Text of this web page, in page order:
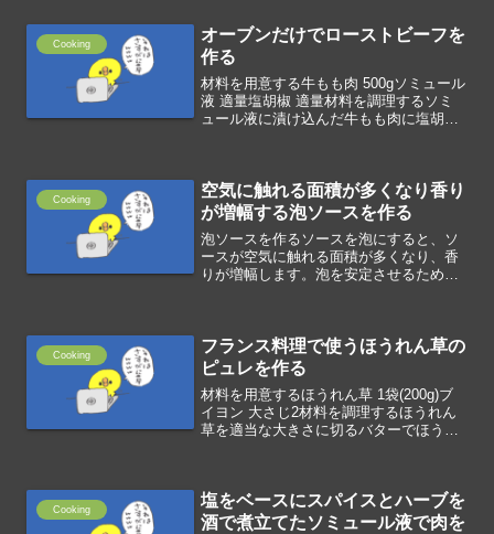
天...
Cooking
オーブンだけでローストビーフを
作る
材料を用意する牛もも肉 500gソミュール
液 適量塩胡椒 適量材料を調理するソミ
ュール液に漬け込んだ牛もも肉に塩胡椒
熱で...
Cooking
空気に触れる面積が多くなり香り
が増幅する泡ソースを作る
泡ソースを作るソースを泡にすると、ソ
ースが空気に触れる面積が多くなり、香
りが増幅します。泡を安定させるために
ンを泡立て器などで攪拌す...
Cooking
フランス料理で使うほうれん草の
ピュレを作る
材料を用意するほうれん草 1袋(200g)ブ
イヨン 大さじ2材料を調理するほうれん
草を適当な大きさに切るバターでほうれ
Cooking
塩をベースにスパイスとハーブを
酒で煮立てたソミュール液で肉を